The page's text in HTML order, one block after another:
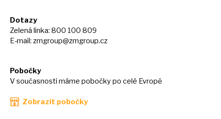
Dotazy
Zelená linka: 800 100 809
E-mail: zmgroup@zmgroup.cz
Pobočky
V současnosti máme pobočky po celé Evropě
Zobrazit pobočky